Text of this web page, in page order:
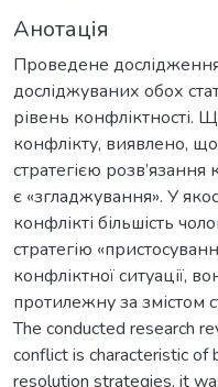
Анотація
Проведене
досліджуваних обох
рівень конфліктності.
конфлікту, виявлено,
стратегією розв’язання
є «згладжування». У
конфлікті більшість
стратегію
конфліктної ситуації,
протилежну за змістом
The conducted research
conflict is characteristic of
resolution strategies, it